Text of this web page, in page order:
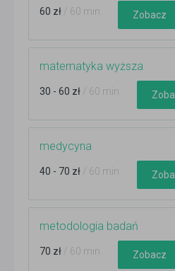
60 zł / 60 min Zobacz
matematyka wyższa
30 - 60 zł / 60 min
medycyna
40 - 70 zł / 60 min
metodologia badań
70 zł / 60 min Zobacz